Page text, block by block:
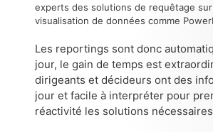
experts des solutions de requêtage
visualisation de données comme
Les reportings sont donc
jour, le gain de temps est
dirigeants et décideurs ont des
jour et facile à interpréter pour
réactivité les solutions